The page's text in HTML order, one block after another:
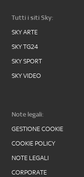
Tutti i siti Sky:
SKY ARTE
SKY TG24
SKY SPORT
SKY VIDEO
Note legali:
GESTIONE COOKIE
COOKIE POLICY
NOTE LEGALI
CORPORATE